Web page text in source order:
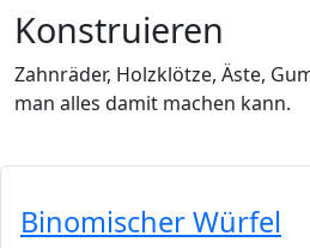
Konstruieren
Zahnräder, Holzklötze, Äste,
man alles damit machen kann.
Binomischer Würfel